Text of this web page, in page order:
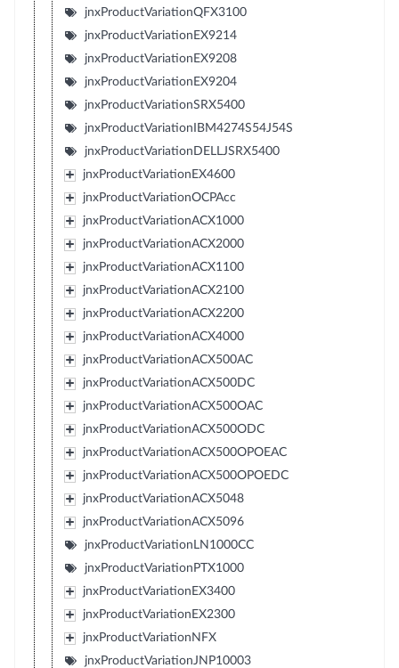
jnxProductVariationQFX3100
jnxProductVariationEX9214
jnxProductVariationEX9208
jnxProductVariationEX9204
jnxProductVariationSRX5400
jnxProductVariationIBM4274S54J54S
jnxProductVariationDELLJSRX5400
jnxProductVariationEX4600
jnxProductVariationOCPAcc
jnxProductVariationACX1000
jnxProductVariationACX2000
jnxProductVariationACX1100
jnxProductVariationACX2100
jnxProductVariationACX2200
jnxProductVariationACX4000
jnxProductVariationACX500AC
jnxProductVariationACX500DC
jnxProductVariationACX500OAC
jnxProductVariationACX500ODC
jnxProductVariationACX500OPOEAC
jnxProductVariationACX500OPOEDC
jnxProductVariationACX5048
jnxProductVariationACX5096
jnxProductVariationLN1000CC
jnxProductVariationPTX1000
jnxProductVariationEX3400
jnxProductVariationEX2300
jnxProductVariationNFX
jnxProductVariationJNP10003